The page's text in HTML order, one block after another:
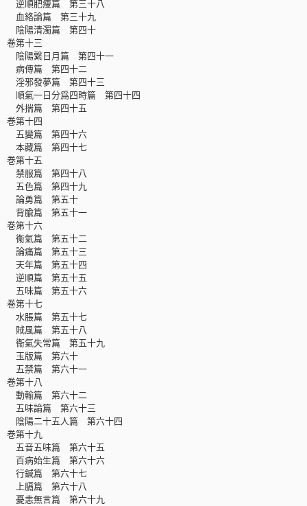
逆順肥痩篇 第三十八
血絡論篇 第三十九
陰陽清濁篇 第四十
巻第十三
陰陽繋日月篇 第四十一
病傳篇 第四十二
淫邪發夢篇 第四十三
順氣一日分爲四時篇 第四十四
外揣篇 第四十五
巻第十四
五變篇 第四十六
本藏篇 第四十七
巻第十五
禁服篇 第四十八
五色篇 第四十九
論勇篇 第五十
背腧篇 第五十一
巻第十六
衞氣篇 第五十二
論痛篇 第五十三
天年篇 第五十四
逆順篇 第五十五
五味篇 第五十六
巻第十七
水脹篇 第五十七
賊風篇 第五十八
衞氣失常篇 第五十九
玉版篇 第六十
五禁篇 第六十一
巻第十八
動輸篇 第六十二
五味論篇 第六十三
陰陽二十五人篇 第六十四
巻第十九
五音五味篇 第六十五
百病始生篇 第六十六
行鍼篇 第六十七
上膈篇 第六十八
憂恚無言篇 第六十九